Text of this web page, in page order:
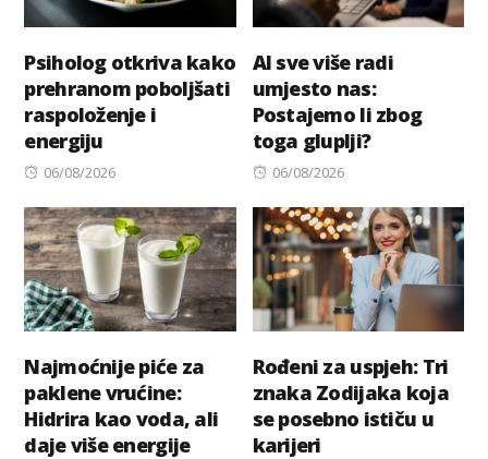
Psiholog otkriva kako
prehranom poboljšati
raspoloženje i
energiju
Posted
06/08/2026
AI sve više radi
umjesto nas:
Postajemo li zbog
toga gluplji?
Posted
06/08/2026
Najmoćnije piće za
paklene vrućine:
Hidrira kao voda, ali
daje više energije
Rođeni za uspjeh: Tri
znaka Zodijaka koja
se posebno ističu u
karijeri